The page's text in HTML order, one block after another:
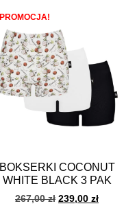
PROMOCJA!
BOKSERKI COCONUT
WHITE BLACK 3 PAK
267,00zł 239,00 zł